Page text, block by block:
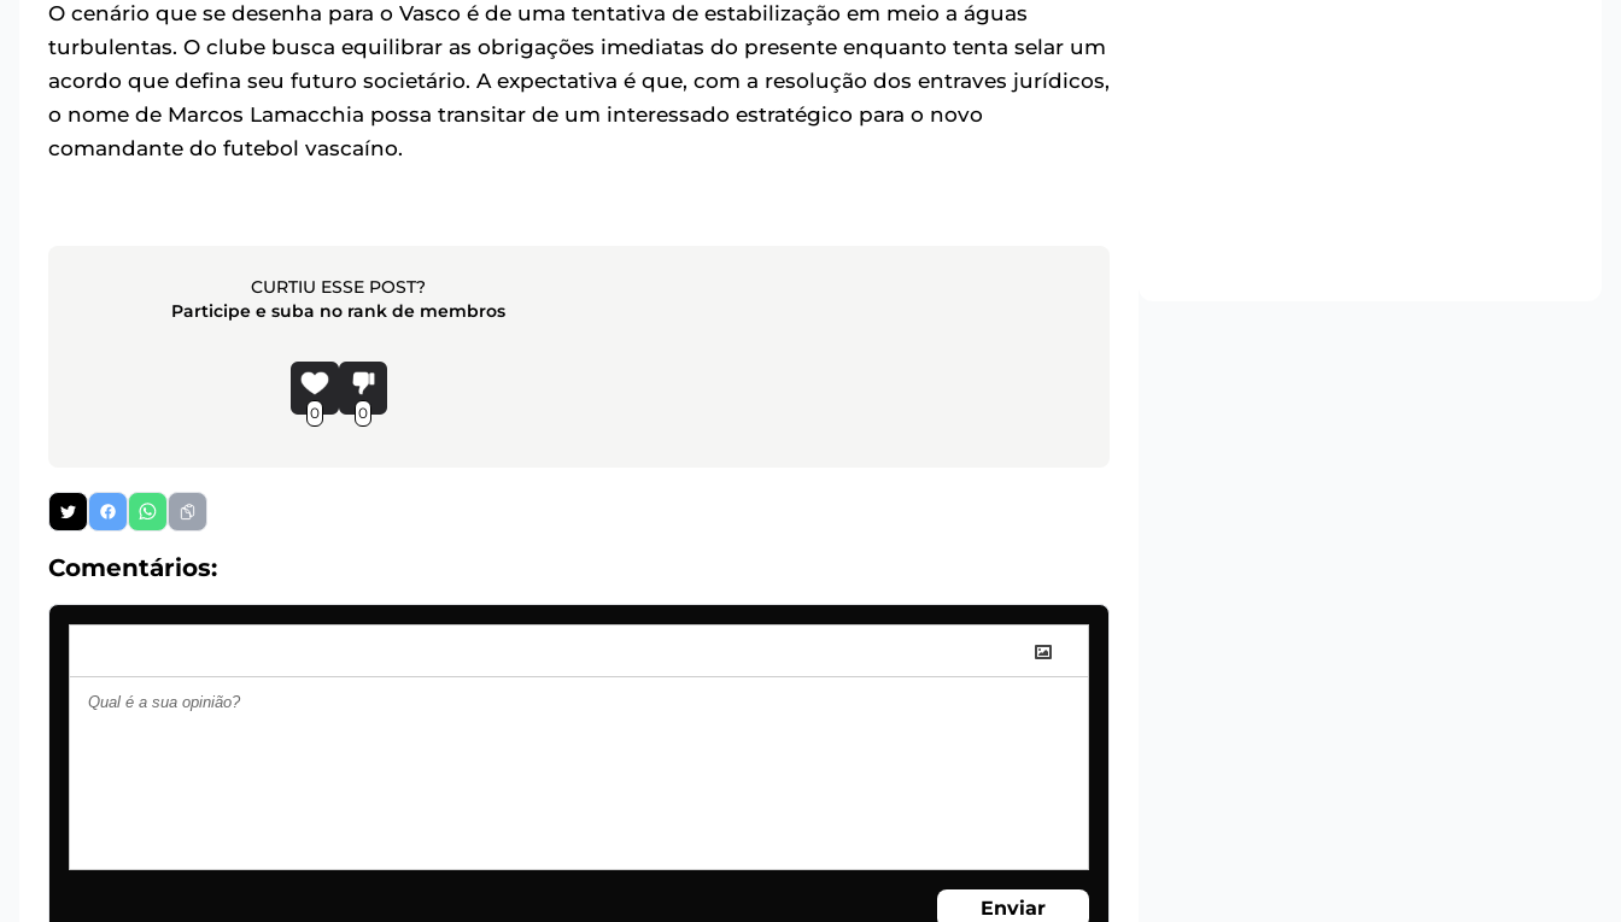
O cenário que se desenha para o Vasco é de uma tentativa de estabilização em meio a águas
turbulentas. O clube busca equilibrar as obrigações imediatas do presente enquanto tenta selar um
acordo que defina seu futuro societário. A expectativa é que, com a resolução dos entraves jurídicos,
o nome de Marcos Lamacchia possa transitar de um interessado estratégico para o novo
comandante do futebol vascaíno.
CURTIU ESSE POST?
Participe e suba no rank de membros
0 0
Comentários:
Enviar